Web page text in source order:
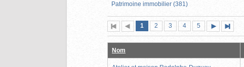
Patrimoine immobilier (381)
Première
page
Page
précédente
Page
1 (page
actuelle)
Page
2 Page
3 Page
4 Page
5
suivante
page
Nom